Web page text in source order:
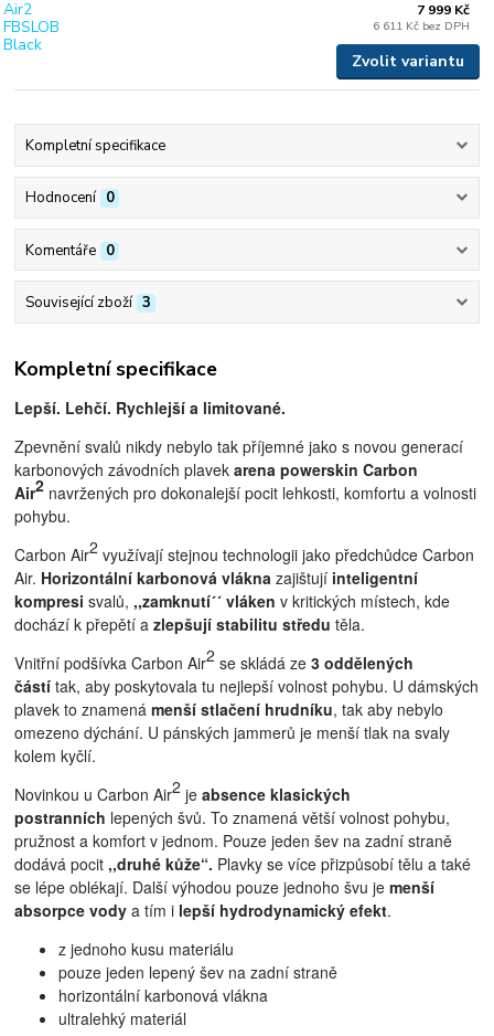
7 999 Kč
6 611 Kč bez DPH
Zvolit variantu
Kompletní specifikace
Hodnocení 0
Komentáře 0
Související zboží 3
Kompletní specifikace
Lepší. Lehčí. Rychlejší a limitované.
Zpevnění svalů nikdy nebylo tak příjemné jako s novou generací
karbonových závodních plavekarena powerskin Carbon
Air2 navržených pro dokonalejší pocit lehkosti, komfortu a volnosti
pohybu.
Carbon Air2 využívají stejnou technologii jako předchůdce Carbon
Air. Horizontální karbonová vlákna zajištují inteligentní
kompresisvalů, ,,zamknutí´´ vláken v kritických místech, kde
dochází k přepětí azlepšují stabilitu středu těla.
Vnitřní podšívka Carbon Air2 se skládá ze3 oddělených
částí tak, aby poskytovala tu nejlepší volnost pohybu. U dámských
plavek to znamenámenší stlačení hrudníku, tak aby nebylo
omezeno dýchání. U pánských jammerů je menší tlak na svaly
kolem kyčlí.
Novinkou u Carbon Air2 jeabsence klasických
postranních lepených švů. To znamená větší volnost pohybu,
pružnost a komfort v jednom. Pouze jeden šev na zadní straně
dodává pocit ,,druhé kůže“. Plavky se více přizpůsobí tělu a také
se lépe oblékají. Další výhodou pouze jednoho švu jemenší
absorpce vody a tím i lepší hydrodynamický efekt.
z jednoho kusu materiálu
pouze jeden lepený šev na zadní straně
horizontální karbonová vlákna
ultralehký materiál